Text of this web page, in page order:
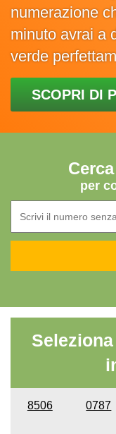
numerazione
minuto avrai a
verde
SCOPRI DI
per
8506 0787